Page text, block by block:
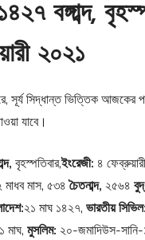
বঙ্গাব্দ,
২০২১
সূর্য সিদ্ধান্ত ভিত্তিক আজকের
যাবে।
বৃহস্পতিবার,ইংরেজী: ৪
মাধব মাস, ৫৩৪চৈতনাব্দ, ২৫৬৪
২১ মাঘ ১৪২৭, ভারতীয় সিভিল:
মাঘ, মুসলিম: ২০-জমাদিউস-